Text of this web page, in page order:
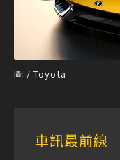
圖 / Toyota
車訊最前線